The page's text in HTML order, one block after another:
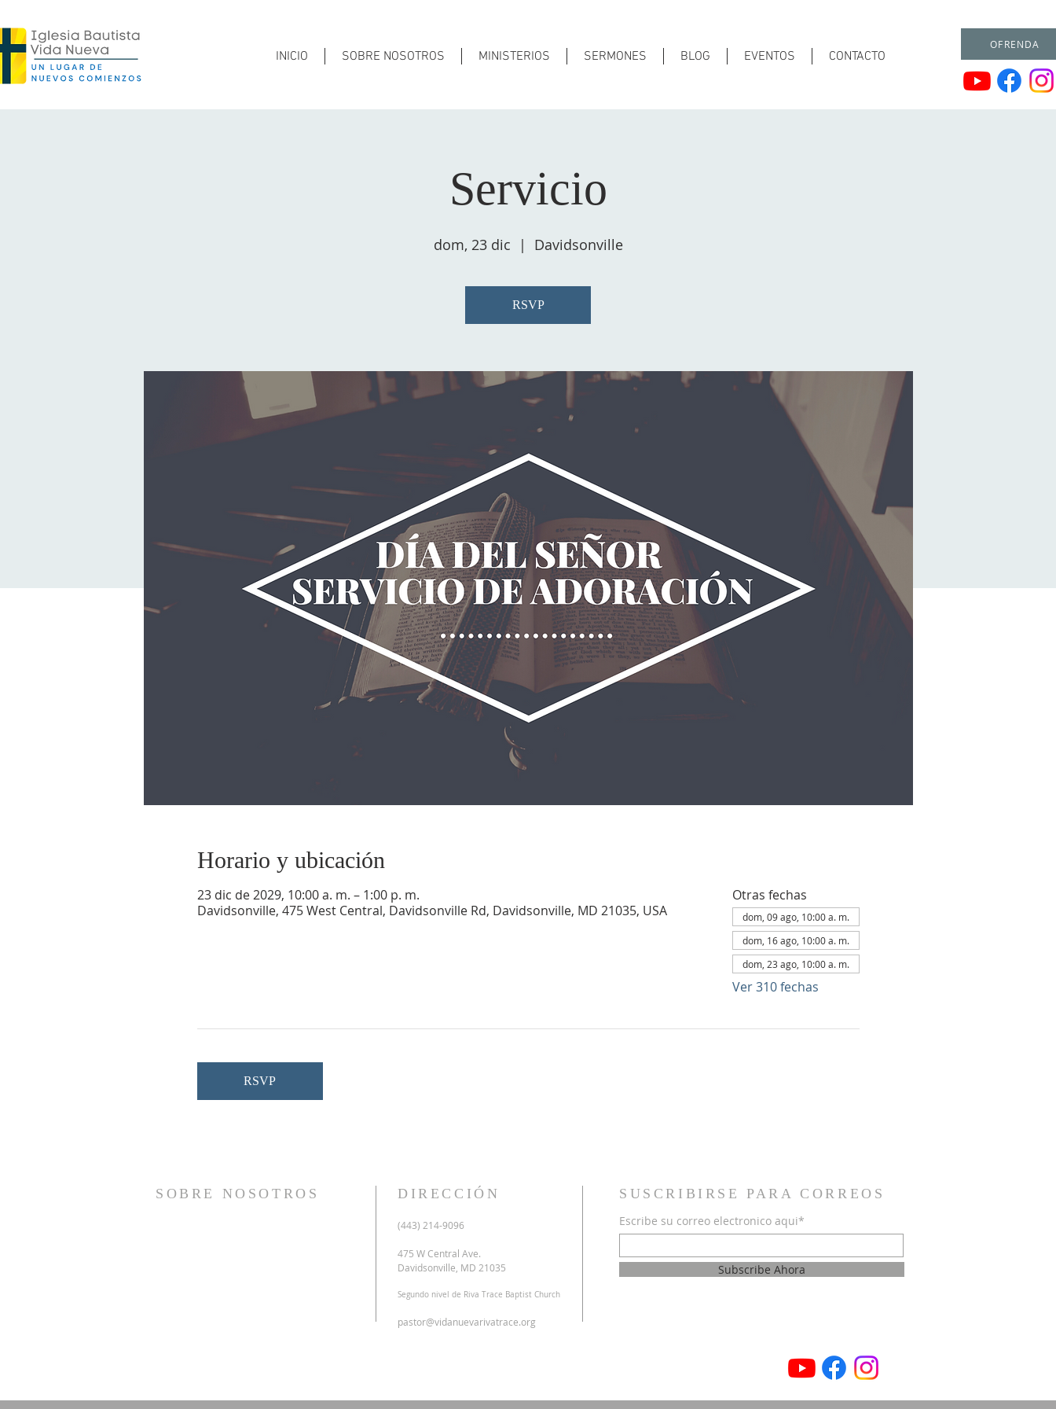
INICIO SOBRE NOSOTROS MINISTERIOS SERMONES BLOG EVENTOS CONTACTO
OFRENDA
Servicio
dom, 23 dic
  |
Davidsonville
RSVP
Horario y ubicación
23 dic de 2029, 10:00 a. m. – 1:00 p. m.
Davidsonville, 475 West Central, Davidsonville Rd, Davidsonville, MD 21035, USA
Otras fechas
dom, 09 ago, 10:00 a. m.
dom, 16 ago, 10:00 a. m.
dom, 23 ago, 10:00 a. m.
Ver 310 fechas
RSVP
SOBRE NOSOTROS DIRECCIÓN
(443) 214-9096
475 W Central Ave.
Davidsonville, MD 21035
Segundo nivel de Riva Trace Baptist Church
pastor@vidanuevarivatrace.org
SUSCRIBIRSE PARA CORREOS
Escribe su correo electronico aqui*
Subscribe Ahora